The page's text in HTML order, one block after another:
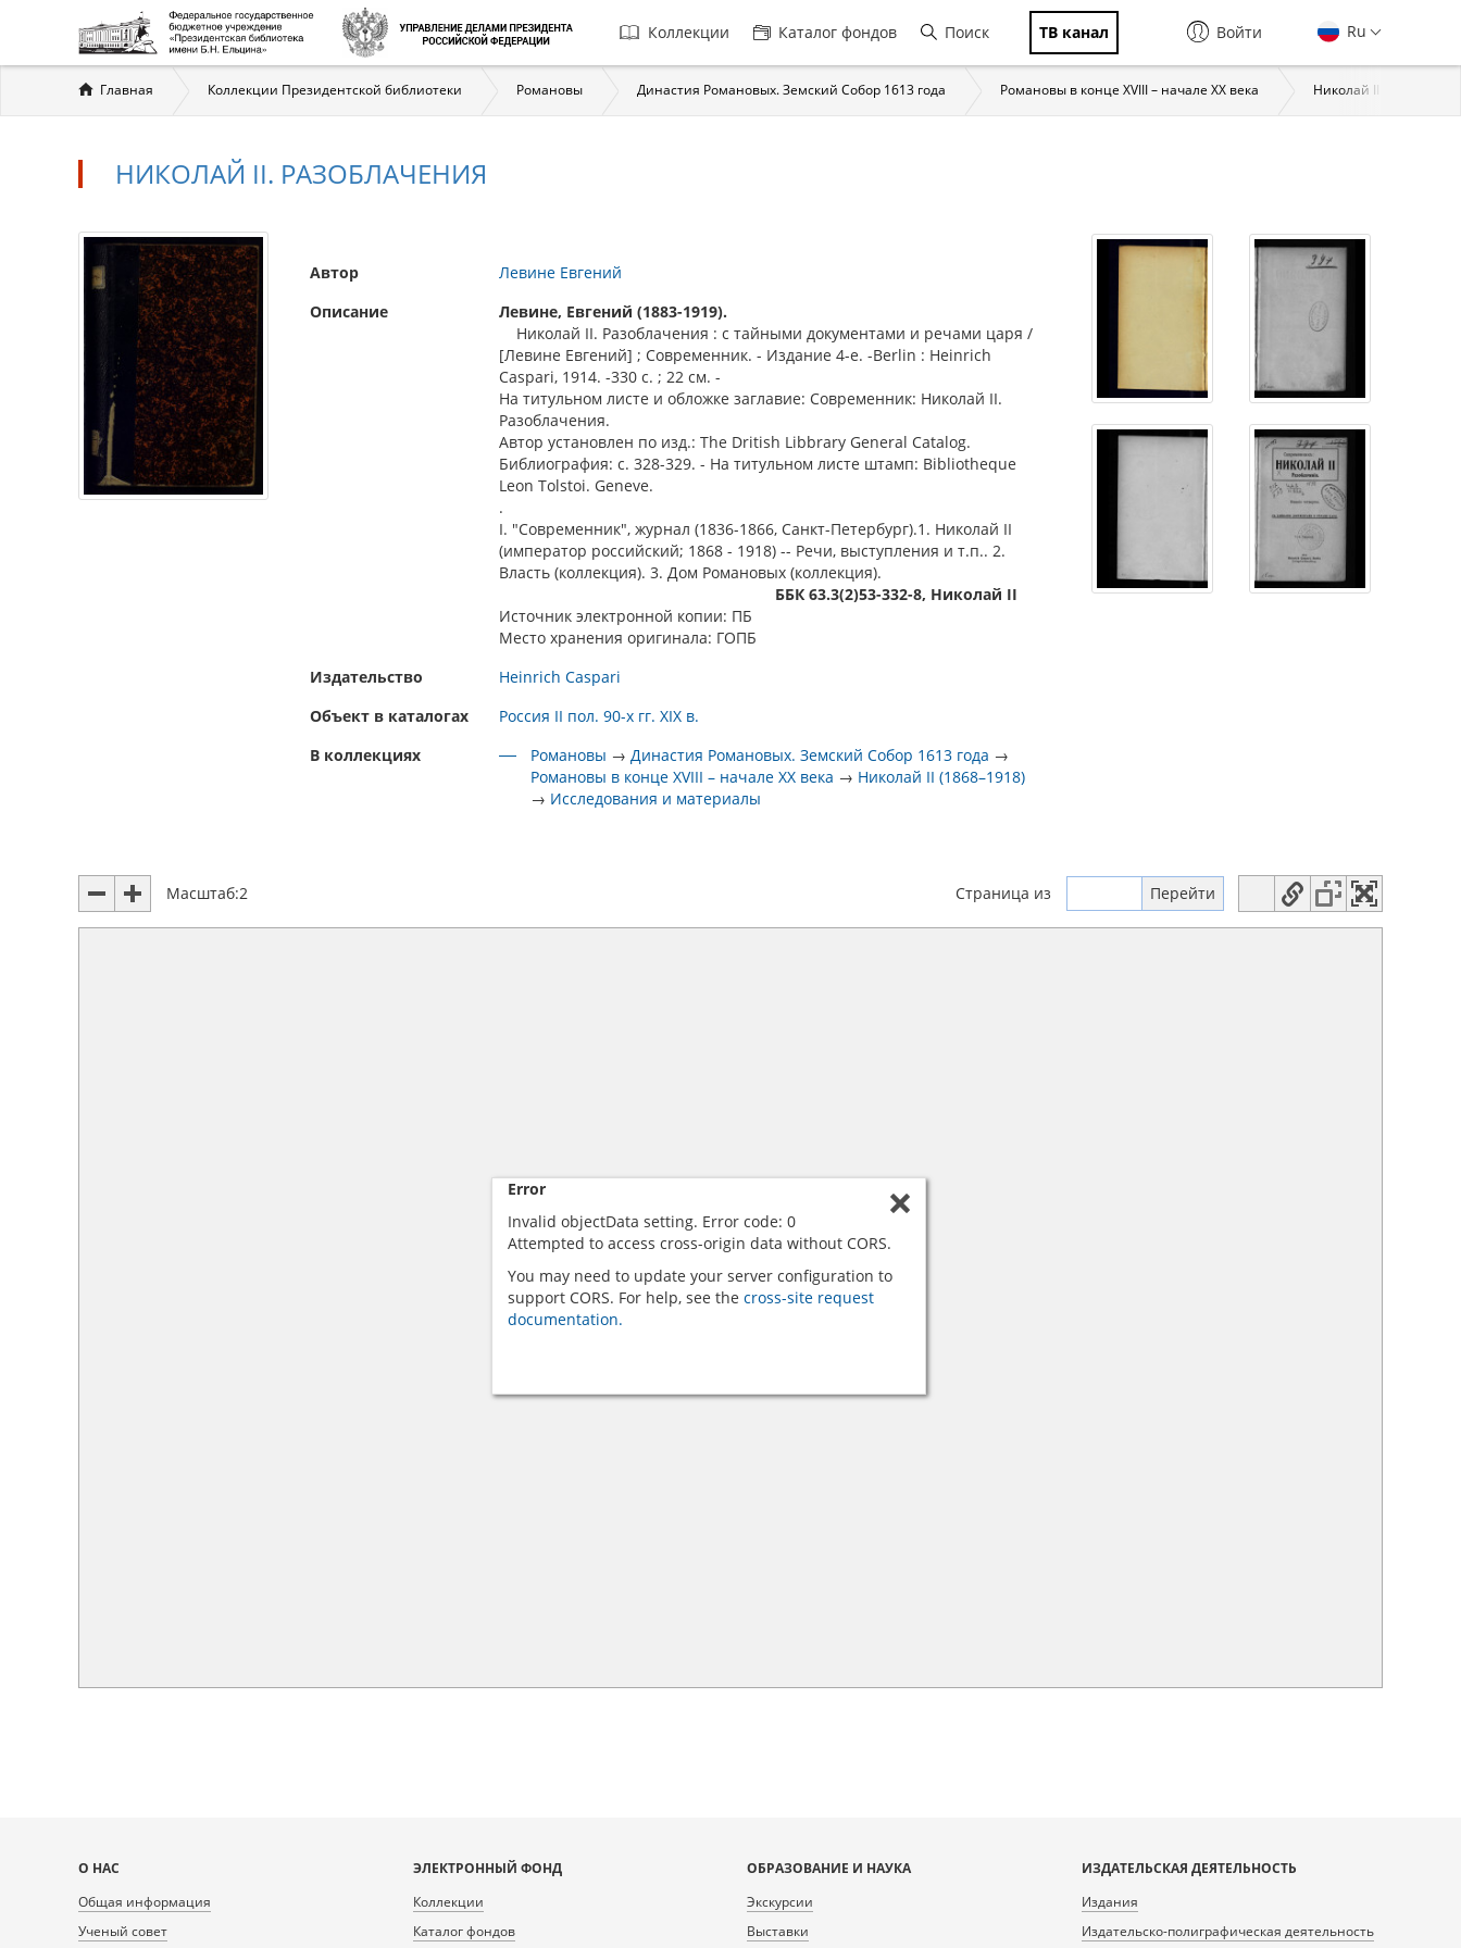
Главная
навигация
Коллекции Каталог фондов Поиск ТВ канал Ru
Войти
Вы
здесь
Главная Коллекции Президентской библиотеки Романовы Династия Романовых. Земский Собор 1613 года Романовы в конце XVIII – начале XX века Николай II (1868–1918)
НИКОЛАЙ II. РАЗОБЛАЧЕНИЯ
Автор
Левине Евгений
Описание
Левине, Евгений (1883-1919).
Николай II. Разоблачения : с тайными документами и речами царя /
[Левине Евгений] ; Современник. - Издание 4-е. -Berlin : Heinrich
Caspari, 1914. -330 с. ; 22 см. -
На титульном листе и обложке заглавие: Современник: Николай II.
Разоблачения.
Автор установлен по изд.: The Dritish Libbrary General Catalog.
Библиография: с. 328-329. - На титульном листе штамп: Bibliotheque
Leon Tolstoi. Geneve.
.
I. "Современник", журнал (1836-1866, Санкт-Петербург).1. Николай II
(император российский; 1868 - 1918) -- Речи, выступления и т.п.. 2.
Власть (коллекция). 3. Дом Романовых (коллекция).
ББК 63.3(2)53-332-8, Николай II
Источник электронной копии: ПБ
Место хранения оригинала: ГОПБ
Издательство
Heinrich Caspari
Объект в каталогах
Россия II пол. 90-х гг. XIX в.
В коллекциях
Романовы →Династия Романовых. Земский Собор 1613 года →
Романовы в конце XVIII – начале XX века → Николай II (1868–1918)
→ Исследования и материалы
Масштаб:2 Страница из
Error
Invalid objectData setting. Error code: 0
Attempted to access cross-origin data without CORS.
You may need to update your server configuration to
support CORS. For help, see the cross-site request
documentation.
Карта
сайта
О НАС
Общая информация
Ученый совет
ЭЛЕКТРОННЫЙ ФОНД
Коллекции
Каталог фондов
ОБРАЗОВАНИЕ И НАУКА
Экскурсии
Выставки
ИЗДАТЕЛЬСКАЯ ДЕЯТЕЛЬНОСТЬ
Издания
Издательско-полиграфическая деятельность